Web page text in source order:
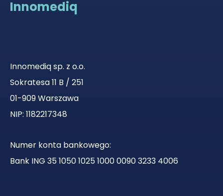
Innomediq
Innomediq sp. z o.o.
Sokratesa 11 B / 251
01-909 Warszawa
NIP: 1182217348
Numer konta bankowego:
Bank ING 35 1050 1025 1000 0090 3233 4006